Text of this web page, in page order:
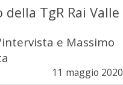
TgR Rai Valle
e Massimo
11 maggio 2020